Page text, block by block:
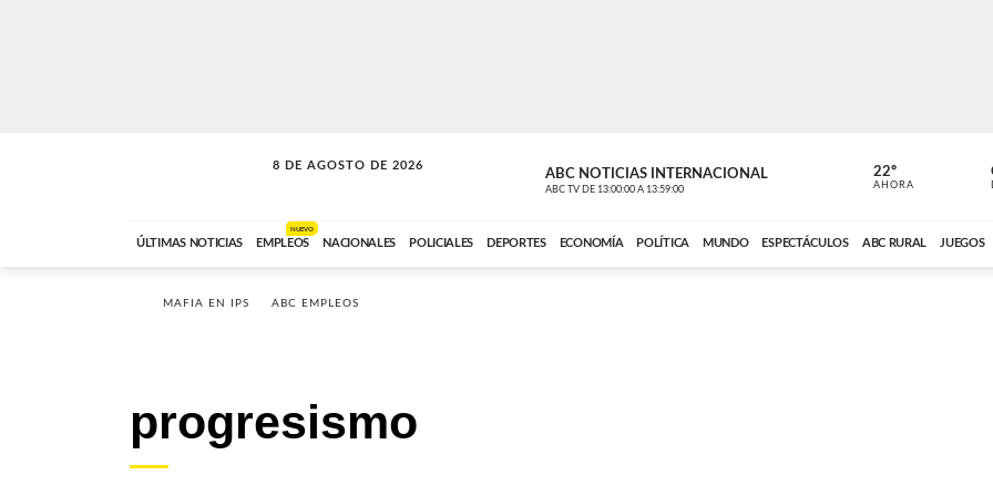
8 DE AGOSTO DE 2026
SOLO MÚSICA ABC NOTICIAS INTERNACIONAL
ABC TV DE 13:00:00 A 13:59:00
CARDINAL
ABC CARDINAL
22º
AHORA
ÚLTIMAS NOTICIAS EMPLEOS
NUEVO
NACIONALES POLICIALES DEPORTES ECONOMÍA POLÍTICA MUNDO ESPECTÁCULOS ABC RURAL JUEGOS
MAFIA EN IPS ABC EMPLEOS
progresismo